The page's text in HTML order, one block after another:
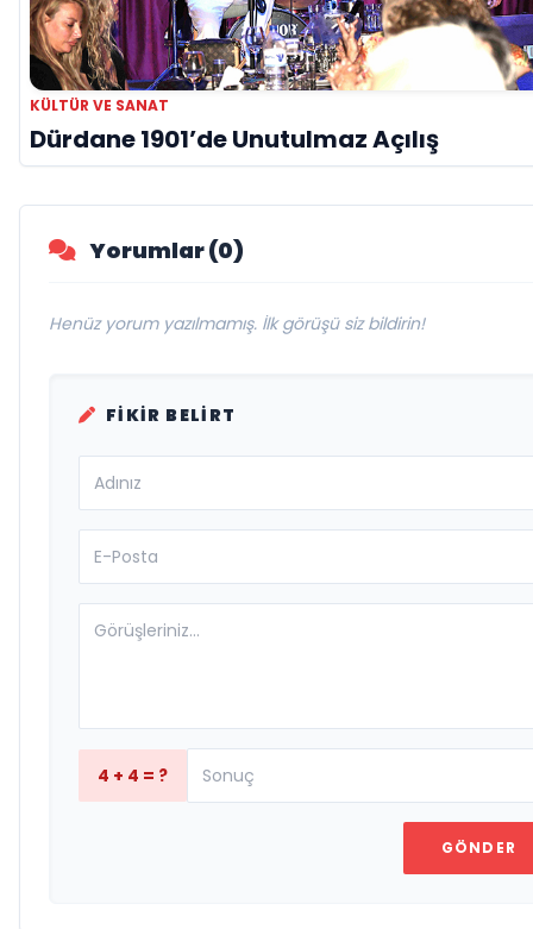
KÜLTÜR VE SANAT
Dürdane 1901’de Unutulmaz Açılış
Yorumlar (0)
Henüz yorum yazılmamış. İlk görüşü siz bildirin!
FIKIR BELIRT
4 + 4 = ?
GÖNDER